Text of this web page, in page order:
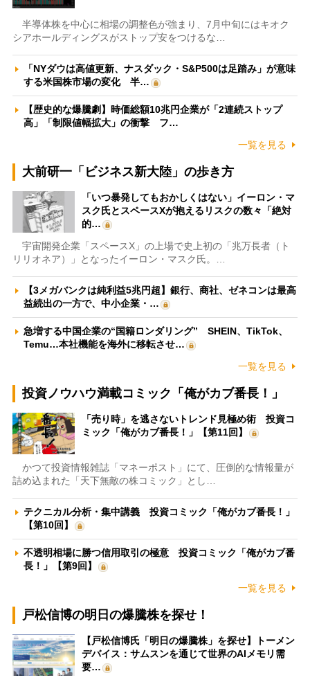
半導体株を中心に相場の調整色が強まり、7月中旬にはキオク
シアホールディングスがストップ安をつけるな…
「NYダウは高値更新、ナスダック・S&P500は足踏み」が意味
する米国株市場の変化 半…
【歴史的な爆騰劇】時価総額10兆円企業が「2連続ストップ
高」「制限値幅拡大」の衝撃 フ…
一覧を見る
大前研一「ビジネス新大陸」の歩き方
「いつ暴発してもおかしくはない」イーロン・マ
スク氏とスペースXが抱えるリスクの数々「絶対
的…
宇宙開発企業「スペースX」の上場で史上初の「兆万長者（ト
リリオネア）」となったイーロン・マスク氏。…
【3メガバンクは純利益5兆円超】銀行、商社、ゼネコンは最高
益続出の一方で、中小企業・…
急増する中国企業の“国籍ロンダリング” SHEIN、TikTok、
Temu…本社機能を海外に移転させ…
一覧を見る
投資ノウハウ満載コミック「俺がカブ番長！」
「売り時」を逃さないトレンド見極め術 投資コ
ミック「俺がカブ番長！」【第11回】
かつて投資情報雑誌「マネーポスト」にて、圧倒的な情報量が
詰め込まれた「天下無敵の株コミック」とし…
テクニカル分析・集中講義 投資コミック「俺がカブ番長！」
【第10回】
不透明相場に勝つ信用取引の極意 投資コミック「俺がカブ番
長！」【第9回】
一覧を見る
戸松信博の明日の爆騰株を探せ！
【戸松信博氏「明日の爆騰株」を探せ】トーメン
デバイス：サムスンを通じて世界のAIメモリ需
要…